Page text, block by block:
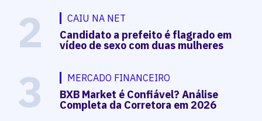
2 CAIU NA NET
Candidato a prefeito é flagrado em
vídeo de sexo com duas mulheres
3 MERCADO FINANCEIRO
BXB Market é Confiável? Análise
Completa da Corretora em 2026